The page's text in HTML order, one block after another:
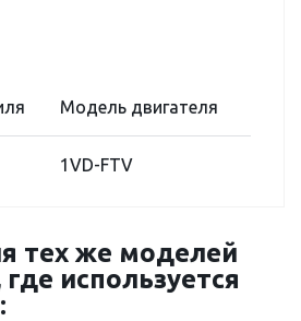
Модель двигателя
1VD-FTV
тех же моделей
используется